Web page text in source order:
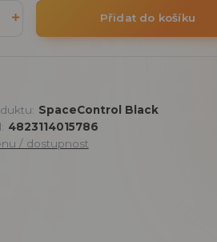
Přidat do košíku
SpaceControl Black
4823114015786
/ dostupnost